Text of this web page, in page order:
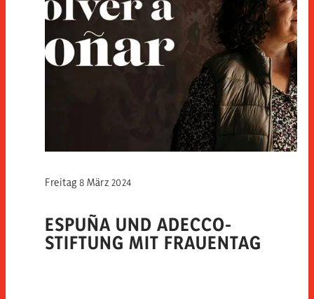
ESPUÑA UND ADECCO-
STIFTUNG MIT FRAUENTAG
Freitag 8 März 2024